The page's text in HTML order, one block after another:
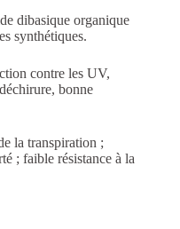
dibasique organique
synthétiques.
contre les UV,
bonne
la transpiration ;
; faible résistance à la